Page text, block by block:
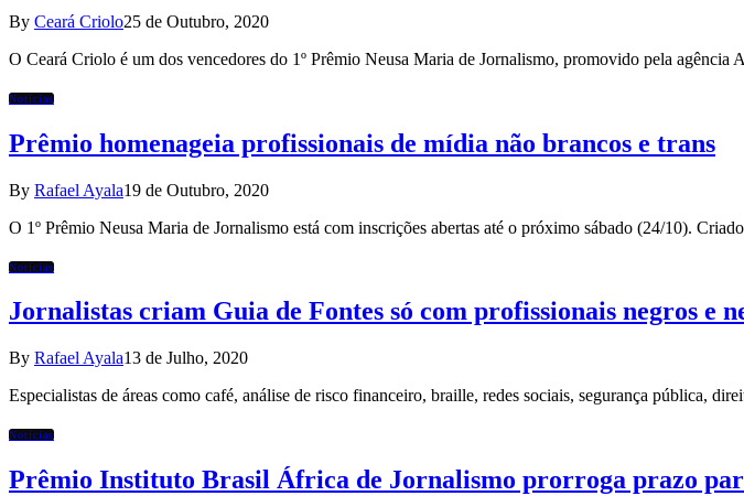
By Ceará Criolo25 de Outubro, 2020
O Ceará Criolo é um dos vencedores do 1º Prêmio Neusa Maria de Jornalismo, promovido pela agência
Notícias
Prêmio homenageia profissionais de mídia não brancos e trans
By Rafael Ayala19 de Outubro, 2020
O 1º Prêmio Neusa Maria de Jornalismo está com inscrições abertas até o próximo sábado (24/10).
Notícias
Jornalistas criam Guia de Fontes só com profissionais negros e
By Rafael Ayala13 de Julho, 2020
Especialistas de áreas como café, análise de risco financeiro, braille, redes sociais, segurança pública,
Notícias
Prêmio Instituto Brasil África de Jornalismo prorroga prazo